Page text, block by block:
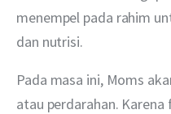
menempel pada rahim
dan nutrisi.
Pada masa ini, Moms
atau perdarahan.